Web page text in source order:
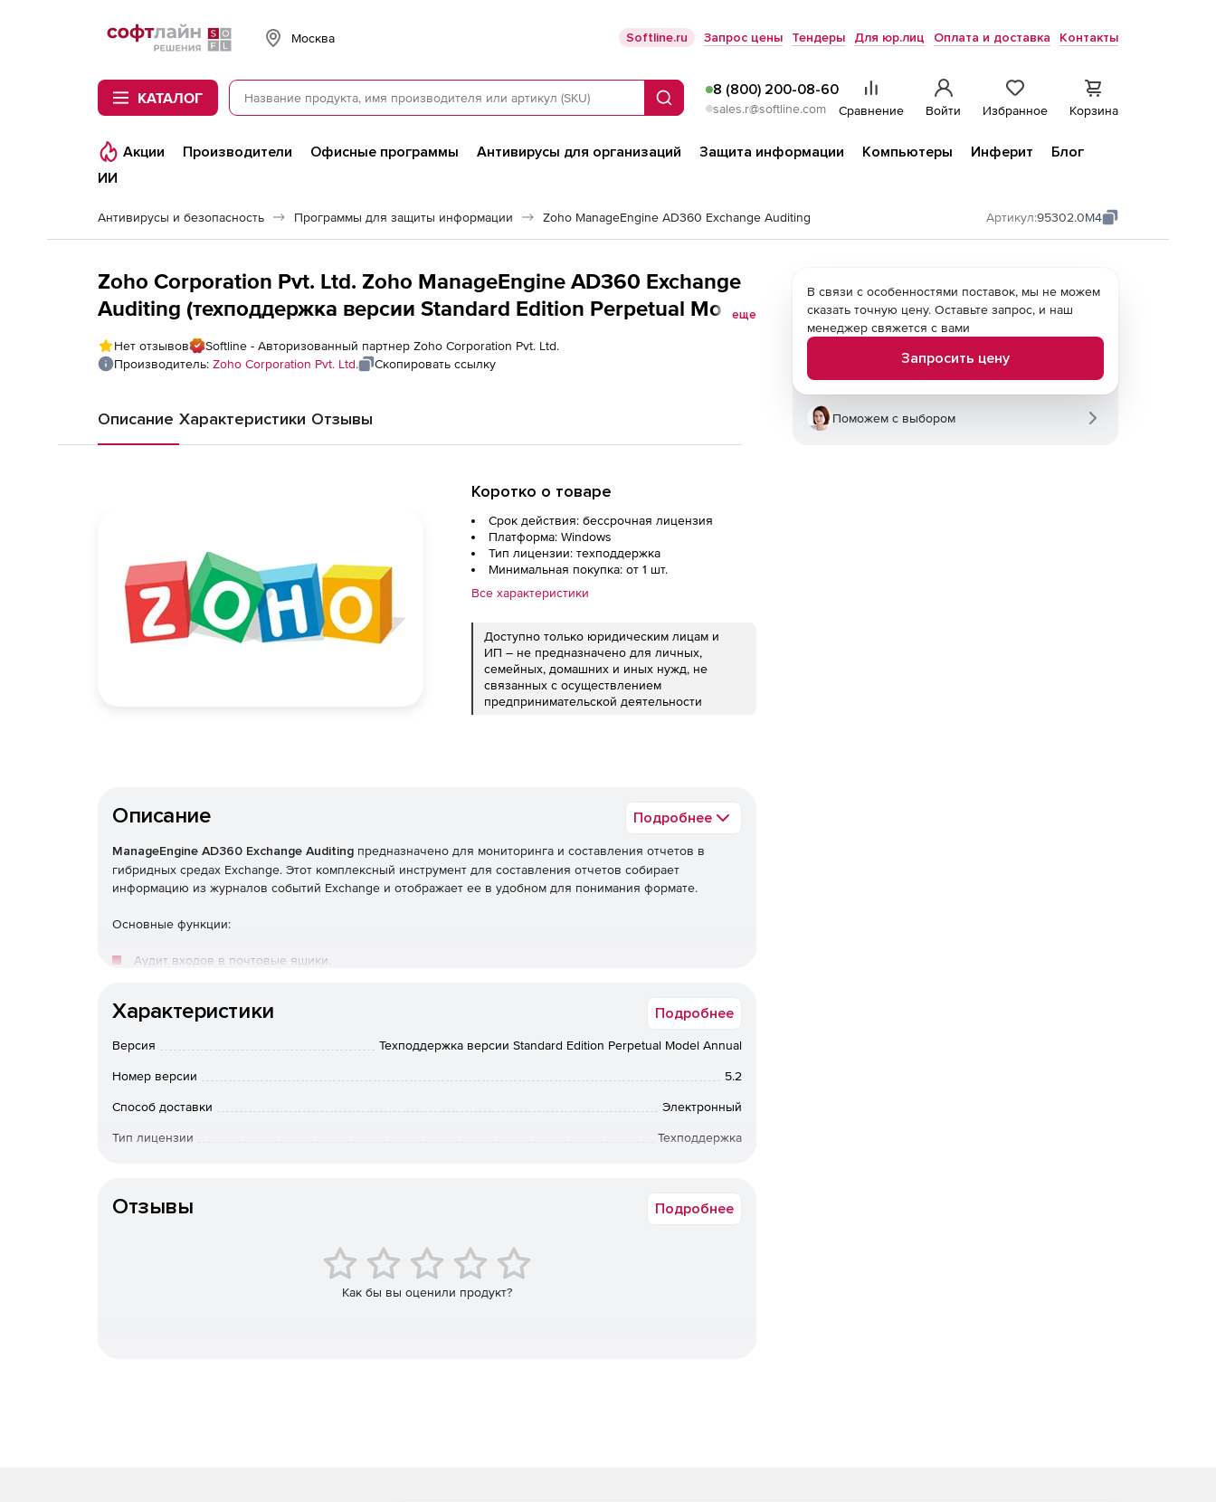
Softline
Москва Softline.ru Запрос цены Тендеры Для юр.лиц Оплата и доставка Контакты
КАТАЛОГ Поиск
8 (800) 200-08-60
sales.r@softline.com Сравнение Войти Избранное Корзина
Акции Производители Офисные программы Антивирусы для организаций Защита информации Компьютеры Инферит
Блог
ИИ
Антивирусы и безопасность Программы для защиты информации Zoho ManageEngine AD360 Exchange Auditing Артикул:95302.0M4
Zoho Corporation Pvt. Ltd. Zoho ManageEngine AD360 Exchange
Auditing (техподдержка версии Standard Edition Perpetual Model
Annual), fee for 1000 Mailboxes
еще
Нет отзывов
Softline - Авторизованный партнер Zoho Corporation Pvt. Ltd.
Производитель: Zoho Corporation Pvt. Ltd. Скопировать ссылку
Описание Характеристики Отзывы
Коротко о товаре
Срок действия: бессрочная лицензия
Платформа: Windows
Тип лицензии: техподдержка
Минимальная покупка: от 1 шт.
Все характеристики
Доступно только юридическим лицам и
ИП – не предназначено для личных,
семейных, домашних и иных нужд, не
связанных с осуществлением
предпринимательской деятельности
Описание Подробнее
ManageEngine AD360 Exchange Auditing предназначено для мониторинга и составления отчетов в
гибридных средах Exchange. Этот комплексный инструмент для составления отчетов собирает
информацию из журналов событий Exchange и отображает ее в удобном для понимания формате.
Основные функции:
Аудит входов в почтовые ящики.
Аудит изменений свойств почтового ящика: можно проверять изменения квоты хранилища почтовых
удаленных и перемещенных почтовых ящиках.
Отслеживание изменений в базе данных.
Характеристики Подробнее
Версия Техподдержка версии Standard Edition Perpetual Model Annual
Номер версии 5.2
Способ доставки Электронный
Тип лицензии Техподдержка
Отзывы Подробнее
Как бы вы оценили продукт?
В связи с особенностями поставок, мы не можем
сказать точную цену. Оставьте запрос, и наш
менеджер свяжется с вами
Запросить цену
Поможем с выбором